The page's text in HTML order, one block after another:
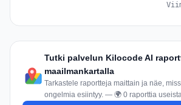
Tutki palvelun Kilocode AI
maailmankartalla
Tarkastele raportteja maittain ja näe,
ongelmia esiintyy. — 🌍 0 raporttia